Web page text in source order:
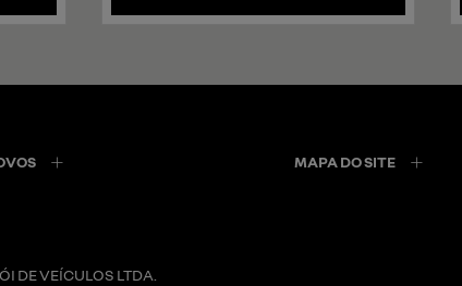
MAPA DO SITE
DE VEÍCULOS LTDA.